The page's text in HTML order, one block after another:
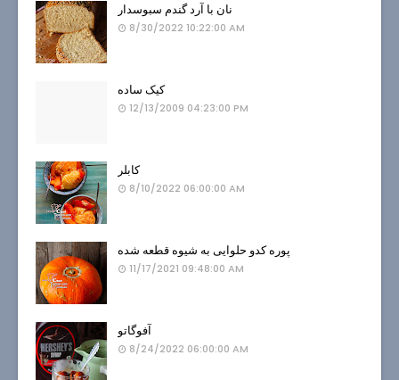
نان با آرد گندم سبوسدار
8/30/2022 10:22:00 AM
کیک ساده
12/13/2009 04:23:00 PM
کابلر
8/10/2022 06:00:00 AM
پوره کدو حلوایی به شیوه قطعه شده
11/17/2021 09:48:00 AM
آفوگاتو
8/24/2022 06:00:00 AM